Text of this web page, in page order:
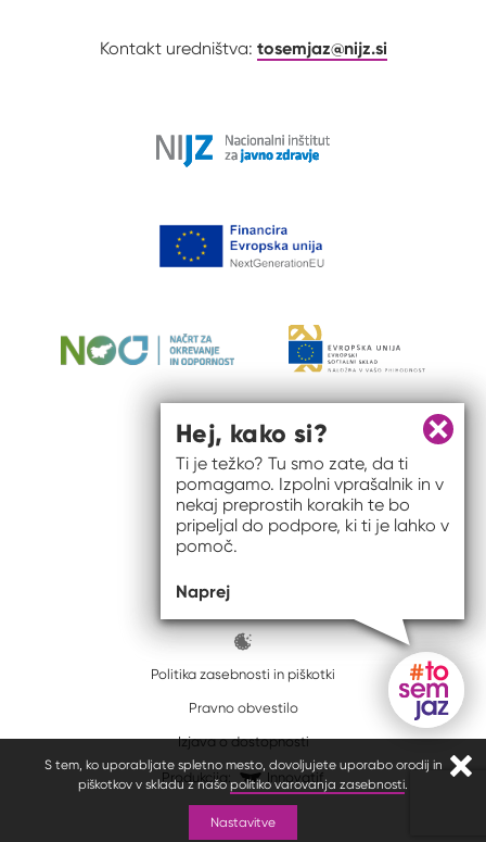
S tem, ko uporabljate spletno mesto, dovoljujete uporabo orodij in
piškotkov v skladu z našopolitiko varovanja zasebnosti.
Nastavitve
Kontakt uredništva: tosemjaz@nijz.si
Politika zasebnosti in piškotki
Pravno obvestilo
Izjava o dostopnosti
Produkcija: Innovatif
Gumb
Zapri
Hej, kako si?
Ti je težko? Tu smo zate, da ti
pomagamo. Izpolni vprašalnik in v
nekaj preprostih korakih te bo
pripeljal do podpore, ki ti je lahko v
pomoč.
Naprej